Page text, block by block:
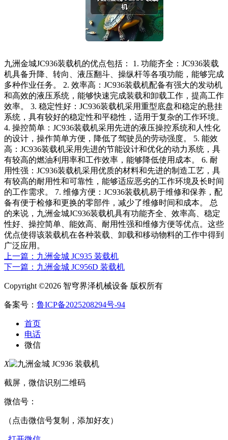
九洲金城JC936装载机的优点包括： 1. 功能齐全：JC936装载
机具备升降、转向、液压翻斗、操纵杆等各项功能，能够完成
多种作业任务。 2. 效率高：JC936装载机配备有强大的发动机
和高效的液压系统，能够快速完成装载和卸载工作，提高工作
效率。 3. 稳定性好：JC936装载机采用重型底盘和稳定的悬挂
系统，具有较好的稳定性和平稳性，适用于复杂的工作环境。
4. 操控简单：JC936装载机采用先进的液压操控系统和人性化
的设计，操作简单方便，降低了驾驶员的劳动强度。 5. 能效
高：JC936装载机采用先进的节能设计和优化的动力系统，具
有较高的燃油利用率和工作效率，能够降低使用成本。 6. 耐
用性强：JC936装载机采用优质的材料和先进的制造工艺，具
有较高的耐用性和可靠性，能够适应恶劣的工作环境及长时间
的工作需求。 7. 维修方便：JC936装载机易于维修和保养，配
备有便于检修和更换的零部件，减少了维修时间和成本。 总
的来说，九洲金城JC936装载机具有功能齐全、效率高、稳定
性好、操控简单、能效高、耐用性强和维修方便等优点。这些
优点使得该装载机在各种装载、卸载和移动物料的工作中得到
广泛应用。
上一篇：九洲金城 JC935 装载机
下一篇：九洲金城 JC956D 装载机
Copyright ©2026 智穹界泽机械设备 版权所有
备案号： 鲁ICP备2025208294号-94
首页
电话
微信
X
截屏，微信识别二维码
微信号：
（点击微信号复制，添加好友）